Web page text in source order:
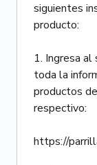
siguientes
producto:
1. Ingresa
toda la
productos
respectivo:
https://